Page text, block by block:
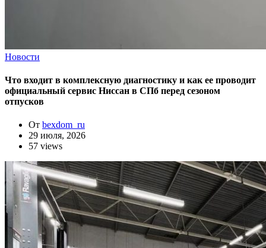
Новости
Что входит в комплексную диагностику и как ее проводит
официальный сервис Ниссан в СПб перед сезоном
отпусков
От bexdom_ru
29 июля, 2026
57 views